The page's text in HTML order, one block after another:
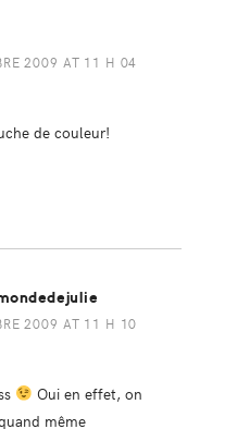
2009 AT 11 H 04
de couleur!
2009 AT 11 H 10
Oui en effet, on
même